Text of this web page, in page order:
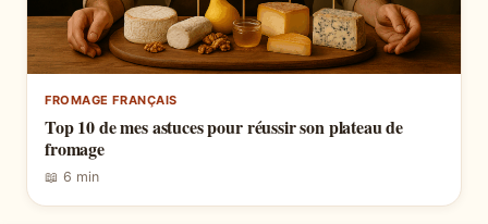
FROMAGE FRANÇAIS
Top 10 de mes astuces pour réussir son plateau de
fromage
📖 6 min